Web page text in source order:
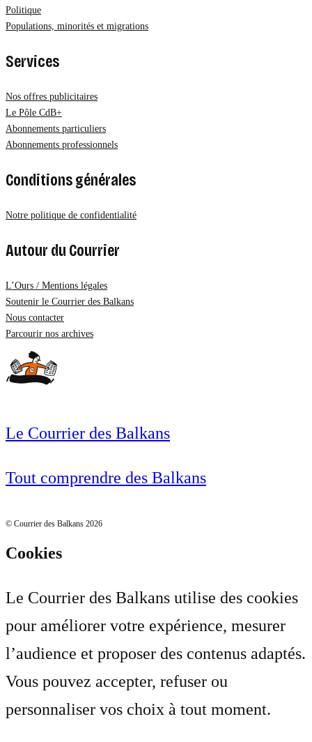
Politique
Populations, minorités et migrations
Services
Nos offres publicitaires
Le Pôle CdB+
Abonnements particuliers
Abonnements professionnels
Conditions générales
Notre politique de confidentialité
Autour du Courrier
L’Ours / Mentions légales
Soutenir le Courrier des Balkans
Nous contacter
Parcourir nos archives
Le Courrier des Balkans
Tout comprendre des Balkans
© Courrier des Balkans 2026
Cookies
Le Courrier des Balkans utilise des cookies
pour améliorer votre expérience, mesurer
l’audience et proposer des contenus adaptés.
Vous pouvez accepter, refuser ou
personnaliser vos choix à tout moment.